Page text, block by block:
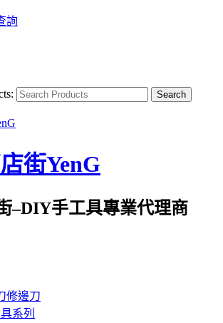
詢
街YenG
–DIY手工具專業代理商
修邊刀
系列